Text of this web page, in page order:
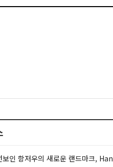
항저우의 새로운 랜드마크, Hangzhou Prism